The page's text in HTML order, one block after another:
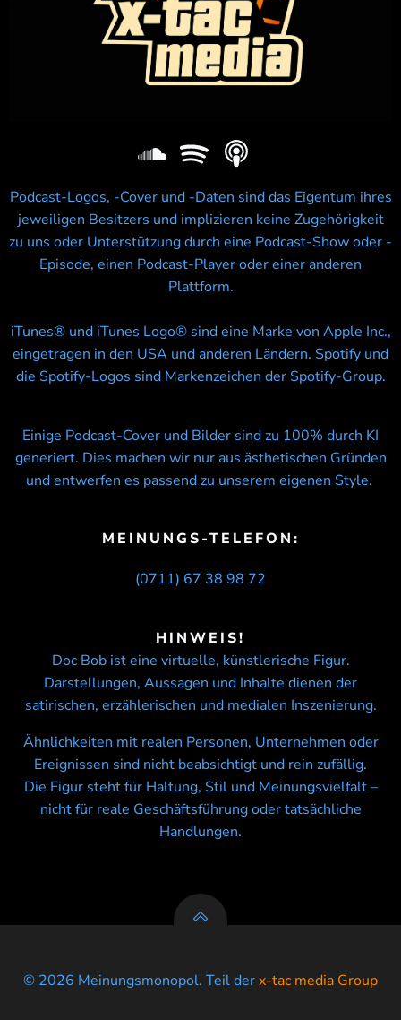
Podcast-Logos, -Cover und -Daten sind das Eigentum ihres
jeweiligen Besitzers und implizieren keine Zugehörigkeit
zu uns oder Unterstützung durch eine Podcast-Show oder -
Episode, einen Podcast-Player oder einer anderen
Plattform.
iTunes® und iTunes Logo® sind eine Marke von Apple Inc.,
eingetragen in den USA und anderen Ländern. Spotify und
die Spotify-Logos sind Markenzeichen der Spotify-Group.
Einige Podcast-Cover und Bilder sind zu 100% durch KI
generiert. Dies machen wir nur aus ästhetischen Gründen
und entwerfen es passend zu unserem eigenen Style.
MEINUNGS-TELEFON:
(0711) 67 38 98 72
HINWEIS!
Doc Bob ist eine virtuelle, künstlerische Figur.
Darstellungen, Aussagen und Inhalte dienen der
satirischen, erzählerischen und medialen Inszenierung.
Ähnlichkeiten mit realen Personen, Unternehmen oder
Ereignissen sind nicht beabsichtigt und rein zufällig.
Die Figur steht für Haltung, Stil und Meinungsvielfalt –
nicht für reale Geschäftsführung oder tatsächliche
Handlungen.
© 2026 Meinungsmonopol. Teil derx-tac media Group